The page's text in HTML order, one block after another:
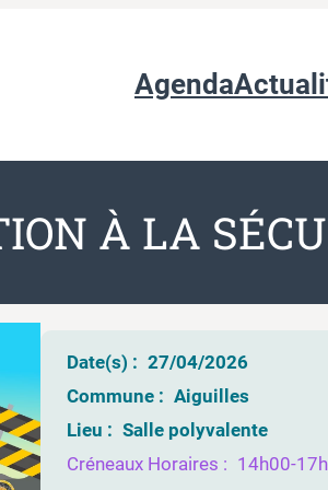
Agenda
À LA
Date(s) : 27/04/2026
Commune : Aiguilles
Lieu : Salle polyvalente
Créneaux Horaires : 14h00-